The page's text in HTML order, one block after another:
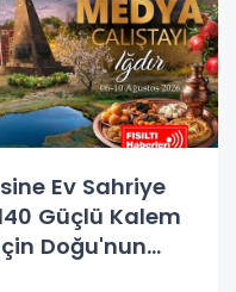
Ev Sahriye
Güçlü Kalem
Doğu'nun